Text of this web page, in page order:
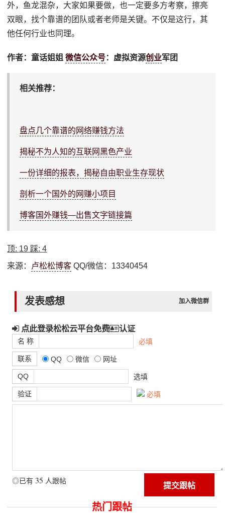
外，鱼龙混杂，大家如果要做，也一定要多方考察，擦亮
双眼，找个靠谱的团队或者老师是关键。不仅是这行，其
他任何行业也同理。
作者：童话姐姐微信公众号：虚拟资源创业军团
相关推荐：
盘点几个靠谱的网络赚钱方法
揭秘不为人知的互联网黑色产业
一份详细的报表，揭秘自由职业生存现状
剖析一个国外的网赚小项目
博客国外赚钱—出售文字链接篇
顶: 19 踩:4
来源： 卢松松博客 QQ/微信：13340454
发表感想 加入微信群
点此登录松松云平台免费 认证
名 称 必填
联系 QQ 微信 网址
QQ 选填
验证 必填
◎已有 35 人跟帖
热门跟帖